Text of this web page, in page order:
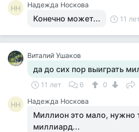
НН Надежда Носкова
Конечно может... 11
Виталий Ушаков
да до сих пор выиграть
11 лет 6 0
НН Надежда Носкова
Миллион это мало, нужно
миллиард...